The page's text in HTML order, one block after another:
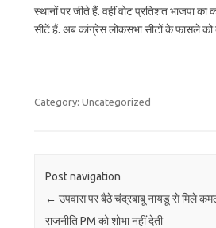
स्थानों पर जीते हैं. वहीं वोट प्रतिशत भाजपा
सीटें हैं. अब कांग्रेस लोकसभा सीटों के फासले
Category: Uncategorized
Post navigation
← उपवास पर बैठे चंद्रबाबू नायडू से मिले
राजनीति PM को शोभा नहीं देती